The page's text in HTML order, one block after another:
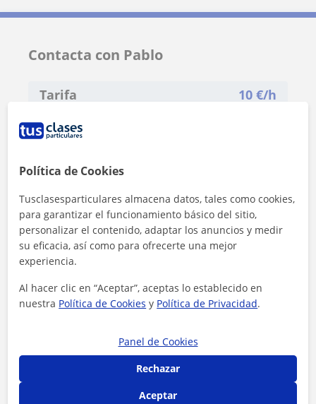
Contacta con Pablo
Tarifa 10 €/h
1ª clase gratis
Al hacer clic, aceptas nuestroaviso legal
Política de Cookies
Tusclasesparticulares almacena datos, tales como cookies,
para garantizar el funcionamiento básico del sitio,
personalizar el contenido, adaptar los anuncios y medir
su eficacia, así como para ofrecerte una mejor
experiencia.
Al hacer clic en “Aceptar”, aceptas lo establecido en
nuestra Política de Cookies y Política de Privacidad.
Panel de Cookies
Rechazar
Aceptar